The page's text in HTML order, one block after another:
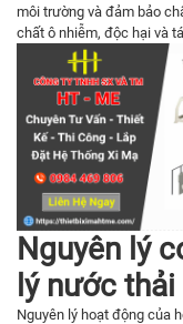
môi trường và đảm bảo
chất ô nhiễm, độc hại và
Nguyên lý
lý nước thải
Nguyên lý hoạt động của